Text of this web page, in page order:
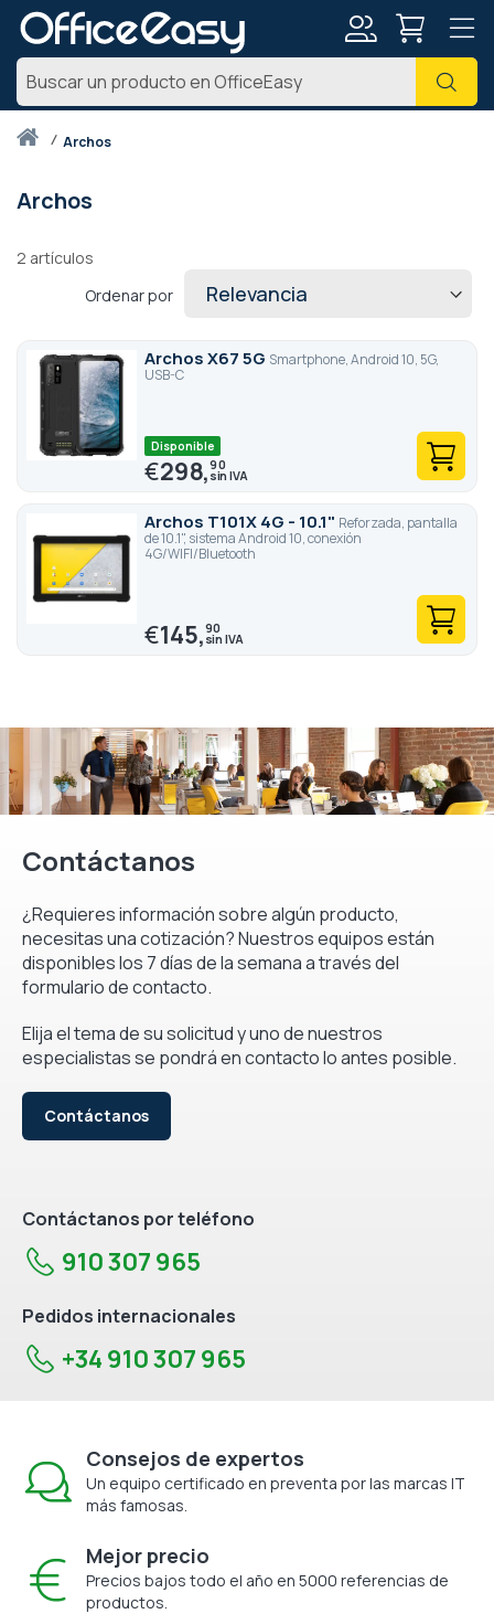
Inicio archos
Archos
2 artículos
Ordenar por
Archos X67 5G Smartphone, Android 10, 5G,
USB-C
Disponible
€298,90
Archos T101X 4G - 10.1" Reforzada, pantalla
de 10.1", sistema Android 10, conexión
4G/WIFI/Bluetooth
€145,90
Contáctanos
¿Requieres información sobre algún producto,
necesitas una cotización? Nuestros equipos están
disponibles los 7 días de la semana a través del
formulario de contacto.
Elija el tema de su solicitud y uno de nuestros
especialistas se pondrá en contacto lo antes posible.
Contáctanos
Contáctanos por teléfono
910 307 965
Pedidos internacionales
+34 910 307 965
Consejos de expertos
Un equipo certificado en preventa por las marcas IT
más famosas.
Mejor precio
Precios bajos todo el año en 5000 referencias de
productos.